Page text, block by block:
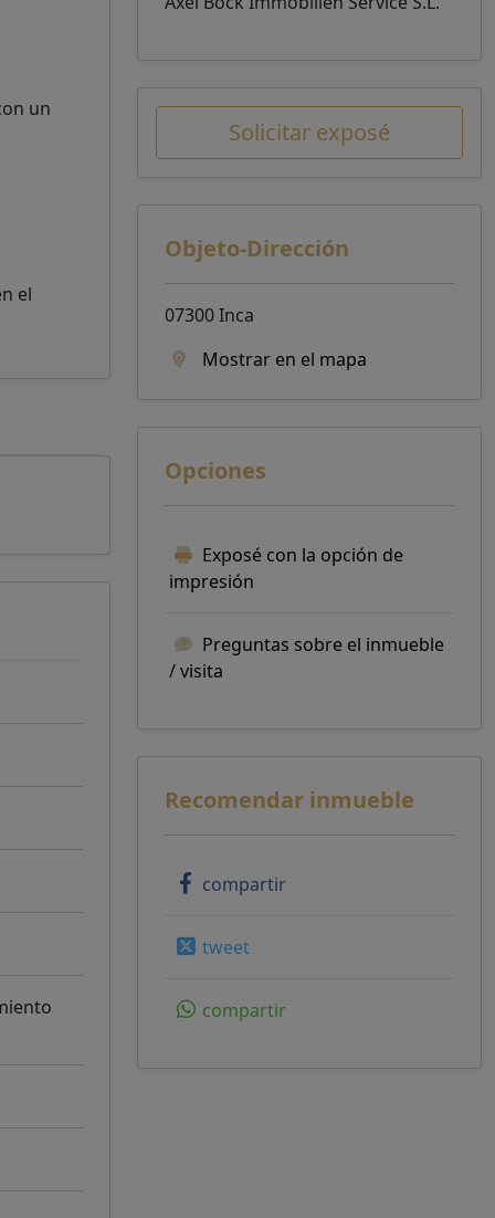
un
el
Solicitar exposé
Objeto-Dirección
07300 Inca
Mostrar en el mapa
Opciones
Exposé con la opción de
impresión
Preguntas sobre el inmueble
/ visita
Recomendar inmueble
compartir
tweet
compartir